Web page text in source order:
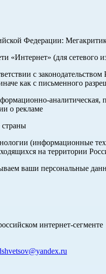
Федерации:
«Интернет» (для сетевого
с
как с письменного
аналитическая,
о рекламе
страны
(информационные
на территории
ваши персональные
интернет-сегменте